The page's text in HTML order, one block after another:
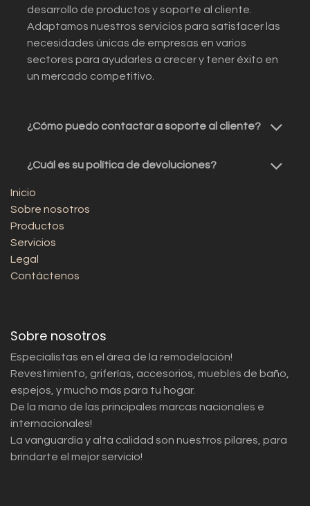
desarrollo de productos y soporte al cliente.
Adaptamos nuestros servicios para satisfacer las
necesidades únicas de empresas en varios
sectores para ayudarles a crecer y tener éxito en
un mercado competitivo.
¿Cómo puedo contactar a soporte al cliente?
¿Cuál es su política de devoluciones?
Inicio
Sobre nosotros
Productos
Servicios
Legal
Contáctenos
Sobre nosotros
Especialistas en el área de la remodelación!
Revestimiento, griferías, accesorios, muebles de baño,
espejos, y mucho más para tu hogar.
De la mano de las principales marcas nacionales e
internacionales!
La vanguardia y alta calidad son nuestros pilares, para
brindarte el mejor servicio!